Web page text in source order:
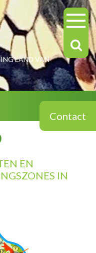
LAND VAN
Contact
EN
IN